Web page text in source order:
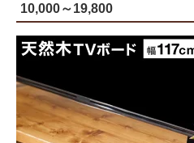
10,000～19,800